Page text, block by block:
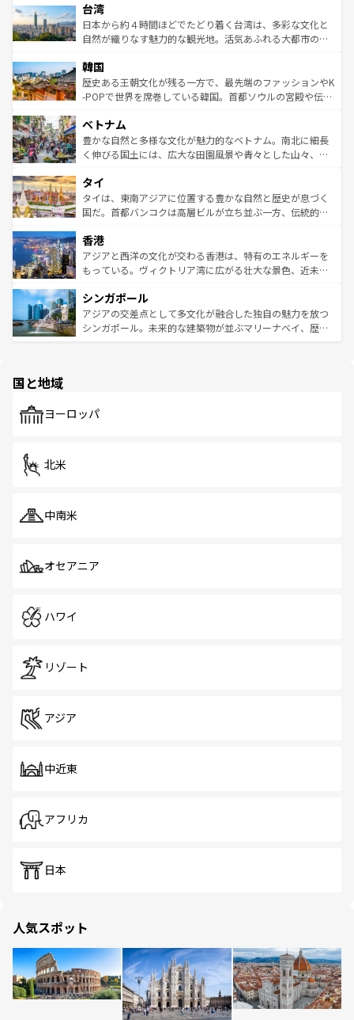
ならではの贅沢な旅のスタイルだ。 なお、新着のアメリカ
情報はコンテンツ一覧を参照してほしい。
れるおもてなしの心で訪れる人々を迎えてくれるハワイの
人々、おいしいローカルフードやハワイアンミュージッ
ク、伝統的なフラダンスなど、すべてがハワイの魅力を彩
ワイを、存分に味わってほしい。 なお、新着のハワイ情報
はコンテンツ一覧を参照してほしい。
リアリーフや大陸中央部にそびえるウルル（エアーズロッ
ク）、タスマニアの美しい原生林やケアンズの熱帯雨林な
ど、見どころがたくさん。また、カフェやワイン、オージ
いる。アクティビティも充実しており、サーフィンやダイ
ビング、ハイキングなど、アウトドア好きにはたまらな
い。オーストラリアの多彩な魅力を存分に味わいつくそ
参照してほしい。
台湾
日本から約４時間ほどでたどり着く台湾は、多彩な文化と
自然が織りなす魅力的な観光地。活気あふれる大都市の台
ン）、静ひつな山岳地帯である台湾東部など、都市の喧騒
と山間の静けさが共存しており、訪れる人に新しい発見と
驚きをもたらしてくれる。また、奥深い台湾の食文化も魅
容にもいいと評判のスイーツなど、バラエティ豊かな料理
が味わえる。 なお、新着の台湾情報は コンテンツ一覧を参
照してほしい。
韓国
歴史ある王朝文化が残る一方で、最先端のファッションやK
-POPで世界を席巻している韓国。首都ソウルの宮殿や伝統
き、地方に足を延ばせば四季折々の自然美を楽しむことが
できる。そして、キムチや焼肉、絶品のストリートフード
まで、さまざまな韓国料理が待っている。夜には、韓国な
リティに包まれながら、韓国の多彩な魅力を心ゆくまで味
わってみてほしい。 なお、新着の韓国情報はコンテンツ一
覧を参照してほしい。
ベトナム
豊かな自然と多様な文化が魅力的なベトナム。南北に細長
く伸びる国土には、広大な田園風景や青々とした山々、世
急速な発展と共に伝統が息づく。ハノイの古い町並みやホ
ーチミン市のフランス統治時代の建物も、独特の雰囲気を
醸し出している。また、バラエティの豊かさとおいしさで
とつ。フォーやバインミー、ベトナムコーヒーなどは、ぜ
ひ現地で味わいたい。どの地域を訪れてもあたたかい人々
が旅行者を迎えてくれるので、きっと忘れられない旅にな
参照してほしい。
タイ
タイは、東南アジアに位置する豊かな自然と歴史が息づく
国だ。首都バンコクは高層ビルが立ち並ぶ一方、伝統的な
の活気が交差している。北部ではチェンマイなどの山岳地
帯で自然と触れ合い、南部ではプーケットやクラビの美し
いビーチでリゾート気分を楽しむことができる。タイ料理
激する。気候は一年中温暖で、どの季節にも異なる楽しみ
が待っている。親しみやすいタイの人々、仏教を中心とし
た文化、そして多様な観光資源が、訪れる旅人を魅了し続
香港
アジアと西洋の文化が交わる香港は、特有のエネルギーを
もっている。ヴィクトリア湾に広がる壮大な景色、近未来
み、どこを訪れても感動するはず。観光スポットが密集し
ており、効率よく見どころを回れるのも魅力。息をのむよ
うな絶景から文化的な体験まで、香港を存分に楽しみ尽く
シンガポール
アジアの交差点として多文化が融合した独自の魅力を放つ
シンガポール。未来的な建築物が並ぶマリーナベイ、歴史
で、ホーカーズは地元の風情を楽しめる外せないスポット
国と地域
ヨーロッパ
北米
中南米
オセアニア
ハワイ
リゾート
アジア
中近東
アフリカ
日本
人気スポット